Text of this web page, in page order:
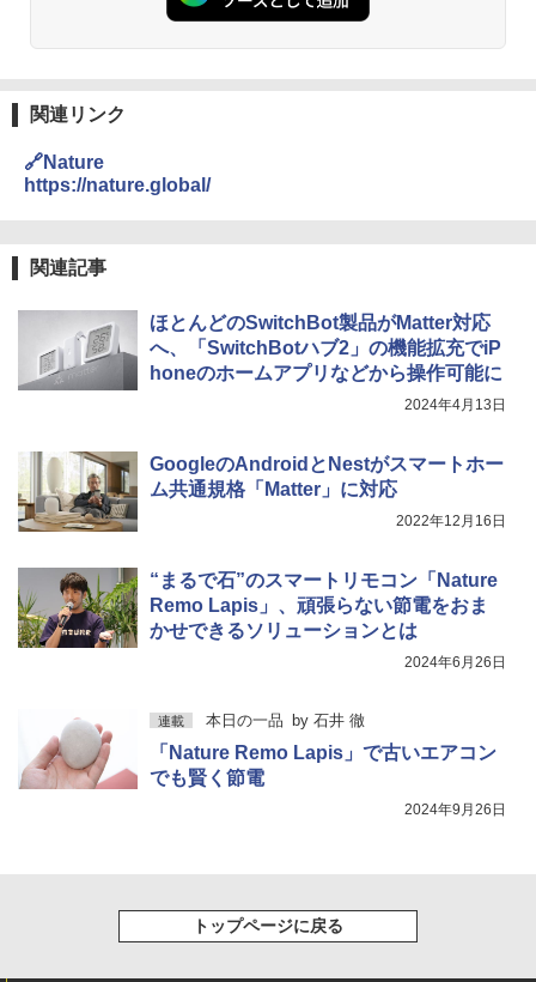
関連リンク
🔗Nature
https://nature.global/
関連記事
ほとんどのSwitchBot製品がMatter対応
へ、「SwitchBotハブ2」の機能拡充でiP
honeのホームアプリなどから操作可能に
2024年4月13日
GoogleのAndroidとNestがスマートホー
ム共通規格「Matter」に対応
2022年12月16日
“まるで石”のスマートリモコン「Nature
Remo Lapis」、頑張らない節電をおま
かせできるソリューションとは
2024年6月26日
連載 本日の一品 by 石井 徹
「Nature Remo Lapis」で古いエアコン
でも賢く節電
2024年9月26日
トップページに戻る